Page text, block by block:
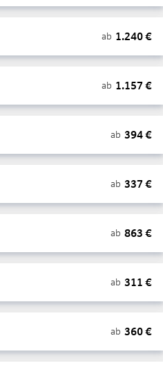
ab 1.240€
ab 1.157 €
ab 394€
ab 337 €
ab 863 €
ab 311 €
ab 360€